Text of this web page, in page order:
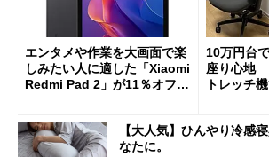
エンタメや作業を大画面で楽
しみたい人に適した「Xiaomi
Redmi Pad 2」が11％オフの
10万円台
座り心地
トレッチ
【大人気】ひんやり冷感
なたに。